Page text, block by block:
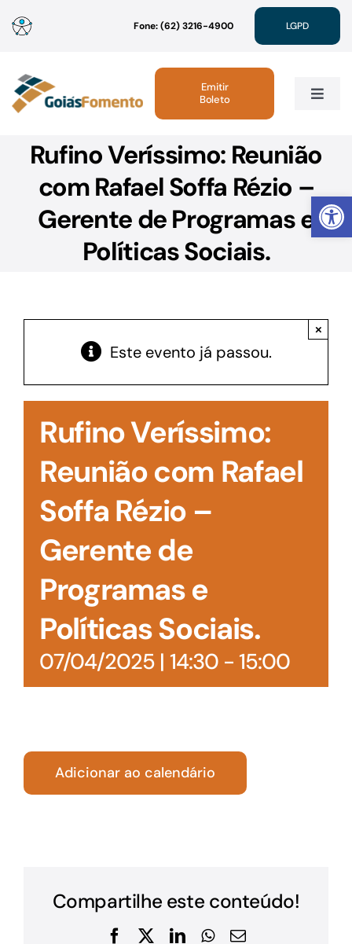
Abrir
para
conteúdo
Fone: (62) 3216-4900 LGPD
Toggle
Institucional
Atendimento
Acesso à Informação
Emitir
Boleto
Rufino Veríssimo: Reunião
com Rafael Soffa Rézio –
Gerente de Programas e
Políticas Sociais.
Este evento já passou.
×
Rufino Veríssimo:
Reunião com Rafael
Soffa Rézio –
Gerente de
Programas e
Políticas Sociais.
07/04/2025 | 14:30- 15:00
Adicionar ao calendário
Compartilhe este conteúdo!
Facebook
X LinkedInWhatsApp
E-